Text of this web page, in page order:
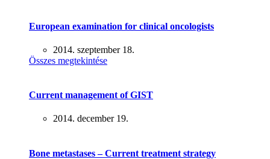
European examination for clinical oncologists
2014. szeptember 18.
Összes megtekintése
Current management of GIST
2014. december 19.
Bone metastases – Current treatment strategy